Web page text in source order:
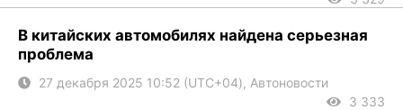
В китайских автомобилях найдена серьезная
проблема
27 декабря 2025 10:52 (UTC+04), Автоновости
3 333